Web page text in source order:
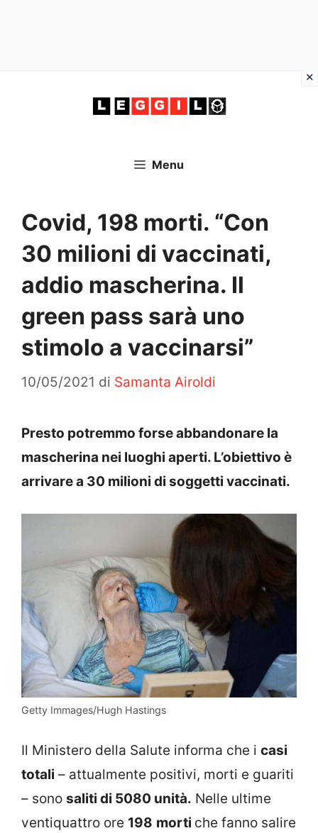
Menu
Covid, 198 morti. “Con
30 milioni di vaccinati,
addio mascherina. Il
green pass sarà uno
stimolo a vaccinarsi”
10/05/2021 di Samanta Airoldi
Presto potremmo forse abbandonare la
mascherina nei luoghi aperti. L’obiettivo è
arrivare a 30 milioni di soggetti vaccinati.
Getty Immages/Hugh Hastings
Il Ministero della Salute informa che i casi
totali – attualmente positivi, morti e guariti
– sono saliti di 5080 unità. Nelle ultime
ventiquattro ore 198 morti che fanno salire